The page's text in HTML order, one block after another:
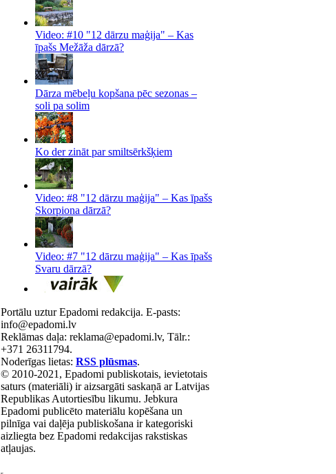
Video: #10 "12 dārzu maģija" – Kas
īpašs Mežāža dārzā?
Dārza mēbeļu kopšana pēc sezonas –
soli pa solim
Ko der zināt par smiltsērkšķiem
Video: #8 "12 dārzu maģija" – Kas īpašs
Skorpiona dārzā?
Video: #7 "12 dārzu maģija" – Kas īpašs
Svaru dārzā?
Portālu uztur Epadomi redakcija. E-pasts:
info@epadomi.lv
Reklāmas daļa: reklama@epadomi.lv, Tālr.:
+371 26311794.
Noderīgas lietas: RSS plūsmas.
© 2010-2021, Epadomi publiskotais, ievietotais
saturs (materiāli) ir aizsargāti saskaņā ar Latvijas
Republikas Autortiesību likumu. Jebkura
Epadomi publicēto materiālu kopēšana un
pilnīga vai daļēja publiskošana ir kategoriski
aizliegta bez Epadomi redakcijas rakstiskas
atļaujas.